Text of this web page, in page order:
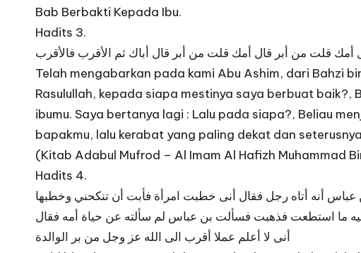
Bab Berbakti Kepada Ibu.
Hadits 3.
قلت من أبر قال أمك قلت من أبر قال أباك ثم الأقرب فالأقرب
Telah mengabarkan pada kami Abu Ashim, dari Bahzi
Rasulullah, kepada siapa mestinya saya berbuat baik?,
ibumu. Saya bertanya lagi : Lalu pada siapa?, Beliau
bapakmu, lalu kerabat yang paling dekat dan
(Kitab Adabul Mufrod – Al Imam Al Hafizh Muhammad
Hadits 4.
أنه أتاه رجل فقال أنى خطبت امرأة فأبت أن تنكحني وخطبها
ما استطعت فذهبت فسألت بن عباس لم سألته عن حياة أمه فقال
أنى لا أعلم عملا أقرب الى الله عز وجل من بر الوالدة